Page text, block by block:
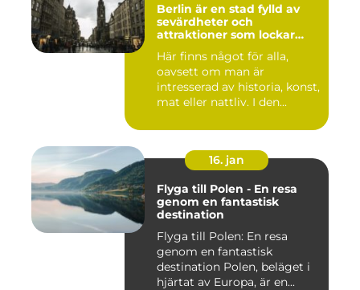
Berlin är en stad fylld av
sevärdheter och
attraktioner som lockar
Här finns något för alla,
oavsett om man är
intresserad av historia, konst,
mat eller nattliv. I den...
16. jan
Flyga till Polen - En resa
genom en fantastisk
destination
Flyga till Polen: En resa
genom en fantastisk
destination Polen, beläget i
hjärtat av Europa, är en...